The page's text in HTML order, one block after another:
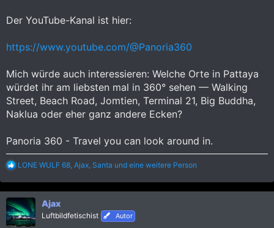
Der YouTube-Kanal ist hier:
https://www.youtube.com/@Panoria360
Mich würde auch interessieren: Welche Orte in Pattaya
würdet ihr am liebsten mal in 360° sehen — Walking
Street, Beach Road, Jomtien, Terminal 21, Big Buddha,
Naklua oder eher ganz andere Ecken?
Panoria 360 - Travel you can look around in.
R
a
k
t
i
o
LONE WULF 68 Ajax Santa und eine weitere Person
Ajax
Luftbildfetischist Autor